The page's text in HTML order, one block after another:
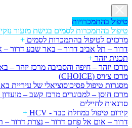
טיפול בהתמכרויות
טיפול בהתמכרות לסמים בגישת מזעור
מרכזים לטיפול בהתמכרות לסמים +
דרור – תל אביב דרור – באר שבע דרור –
תכנית יזהר +
מרכז יזהר – חיפה והסביבה מרכז יזהר –
מרכז צ׳ויס (CHOICE)
מסגרות טיפול פסיכוסוציאלי של עיריית
מרכז חוסן – למבוגרים מרכז קשב – מועדון
סדנאות לחיילים
קידום טיפול במחלת כבד - HCV
+
דרור – אום אל פחם דרור – נצרת דרור –